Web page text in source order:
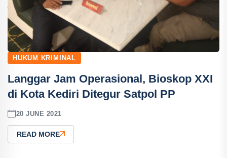
HUKUM KRIMINAL
Langgar Jam Operasional, Bioskop XXI
di Kota Kediri Ditegur Satpol PP
20 JUNE 2021
READ MORE